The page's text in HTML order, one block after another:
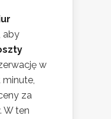
, aby
w
za
W ten